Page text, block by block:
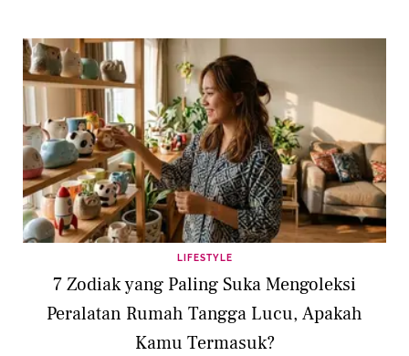
LIFESTYLE
7 Zodiak yang Paling Suka Mengoleksi
Peralatan Rumah Tangga Lucu, Apakah
Kamu Termasuk?